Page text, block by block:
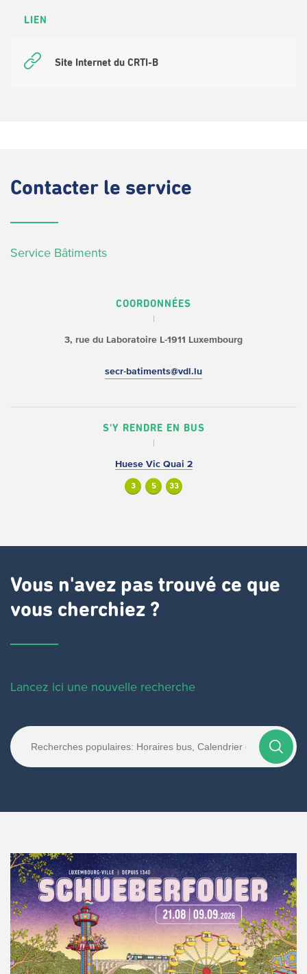
LIEN
Site Internet du CRTI-B
Contacter le service
Service Bâtiments
COORDONNÉES
3, rue du Laboratoire L-1911 Luxembourg
secr-batiments@vdl.lu
S'Y RENDRE EN BUS
Huese Vic Quai 2
3 5 33
Vous n'avez pas trouvé ce que
vous cherchiez ?
Lancez ici une nouvelle recherche